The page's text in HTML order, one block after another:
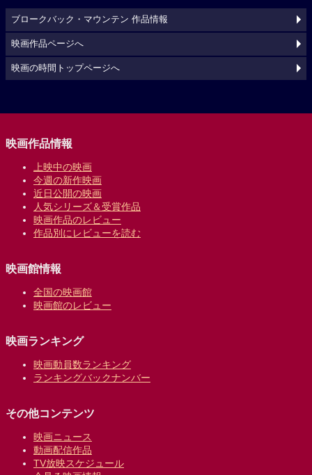
ブロークバック・マウンテン 作品情報
映画作品ページへ
映画の時間トップページへ
映画作品情報
上映中の映画
今週の新作映画
近日公開の映画
人気シリーズ＆受賞作品
映画作品のレビュー
作品別にレビューを読む
映画館情報
全国の映画館
映画館のレビュー
映画ランキング
映画動員数ランキング
ランキングバックナンバー
その他コンテンツ
映画ニュース
動画配信作品
TV放映スケジュール